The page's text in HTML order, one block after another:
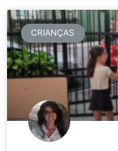
CRIANÇAS